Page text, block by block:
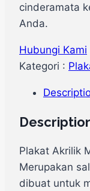
cinderamata
Anda.
Hubungi Kami
Kategori :
Plakat Akrilik
Merupakan
dibuat untuk